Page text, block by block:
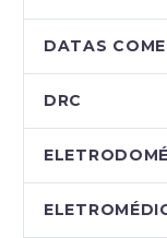
DATAS
DRC